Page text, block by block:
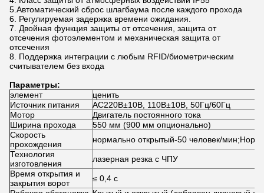
5.Автоматический сброс шлагбаума после каждого прохода
6. Регулируемая задержка времени ожидания.
7. Двойная функция защиты от отсечения, защита от
отсечения фотоэлементом и механическая защита от
отсечения
8. Поддержка интеграции с любым RFID/биометрическим
считывателем без входа
Параметры:
элемент
ценить
Источник питания
AC220В±10В, 110В±10В, 50Гц/60Гц
Мотор
Двигатель постоянного тока
Ширина прохода
550 мм (900 мм опционально)
Скорость
прохождения
нормально открытый-50 человек/
Технология
изготовления
лазерная резка с ЧПУ
Время открытия и
закрытия ворот
≤ 0,4 с